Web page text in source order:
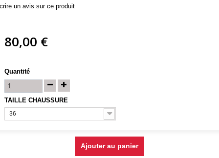
un avis sur ce produit
80,00 €
Quantité
TAILLE CHAUSSURE
36
Ajouter au panier